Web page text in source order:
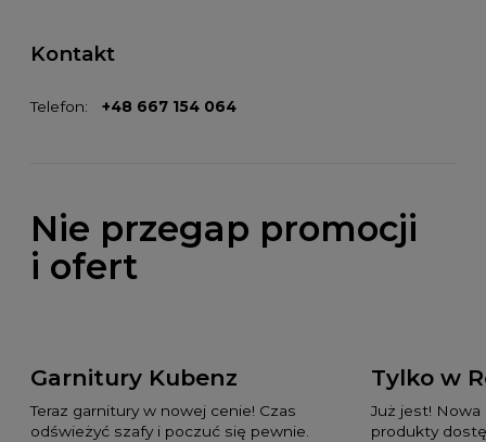
Kontakt
Telefon: +48 667 154 064
Nie przegap promocji
i ofert
Garnitury Kubenz
Teraz garnitury w nowej cenie! Czas
odświeżyć szafy i poczuć się pewnie.
Tylko w
Już jest!
produkty